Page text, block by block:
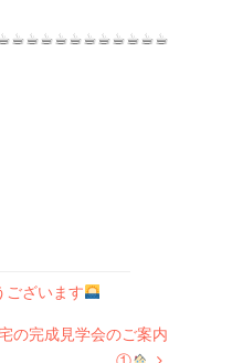
ございます
の完成見学会のご案内